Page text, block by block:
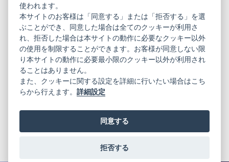
コーポレート
サイト
きものやまと振
袖
サイト
ニュースレター
ご利用案内
お問い合わせ
プライバシーポリシー
特定商取引法に基づく表記
ご利用規約
© 2019 YAMATO CO, LTD.
使われます。
本サイトのお客様は「同意する」または「拒否する」を選
ぶことができ、同意した場合は全てのクッキーが利用さ
れ、拒否した場合は本サイトの動作に必要なクッキー以外
の使用を制限することができます。お客様が同意しない限
り本サイトの動作に必要最小限のクッキー以外が利用され
ることはありません。
また、クッキーに関する設定を詳細に行いたい場合はこち
らから行えます。詳細設定
同意する
拒否する